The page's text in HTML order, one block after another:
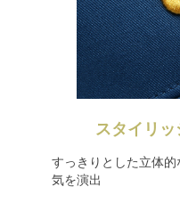
スタイリッ
すっきりとした立体
気を演出